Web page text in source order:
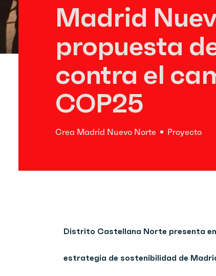
Madrid
propuesta
contra el
COP25
Crea Madrid Nuevo Norte Proyecto
Distrito Castellana Norte presenta
estrategia de sostenibilidad de